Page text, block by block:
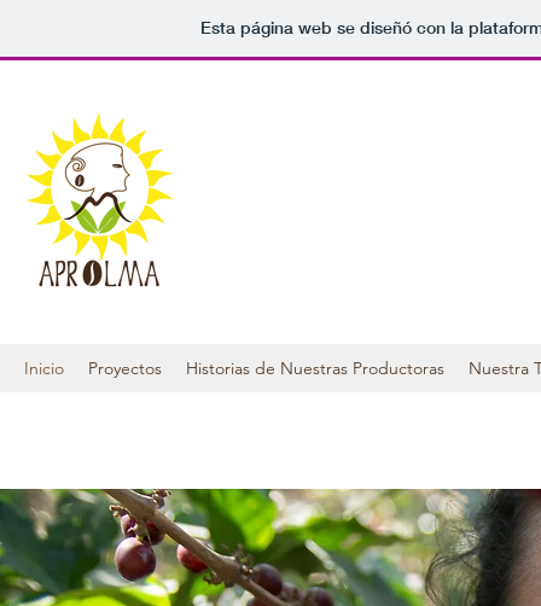
Esta página web se diseñó con la
Inicio Proyectos Historias de Nuestras Productoras Nuestra